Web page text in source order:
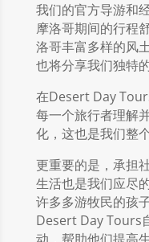
我们的官方导游和
摩洛哥期间的行程
洛哥丰富多样的风
也将分享我们独特
在Desert Day
每一个旅行者理解
化，这也是我们整
更重要的是，承担
生活也是我们应尽
许多多游牧民的孩
Desert Day Tours